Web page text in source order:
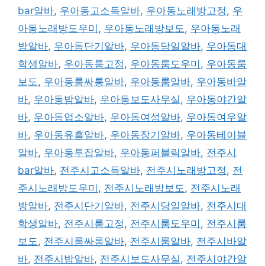
bar알바, 우아동고소득알바, 우아동노래방고정, 우
아동노래방도우미 , 우아동노래방보도, 우아동노래
방알바, 우아동단기알바, 우아동당일알바, 우아동대
학생알바, 우아동룸고정, 우아동룸도우미 , 우아동룸
보도, 우아동룸싸롱알바, 우아동룸알바, 우아동바알
바, 우아동밤알바, 우아동보도사무실, 우아동야간알
바, 우아동업소알바, 우아동여성알바, 우아동여우알
바, 우아동유흥알바, 우아동장기알바, 우아동테이블
알바, 우아동투잡알바, 우아동퍼블릭알바, 전주시
bar알바, 전주시고소득알바, 전주시노래방고정, 전
주시노래방도우미 , 전주시노래방보도, 전주시노래
방알바, 전주시단기알바, 전주시당일알바, 전주시대
학생알바, 전주시룸고정, 전주시룸도우미 , 전주시룸
보도, 전주시룸싸롱알바, 전주시룸알바, 전주시바알
바, 전주시밤알바, 전주시보도사무실, 전주시야간알